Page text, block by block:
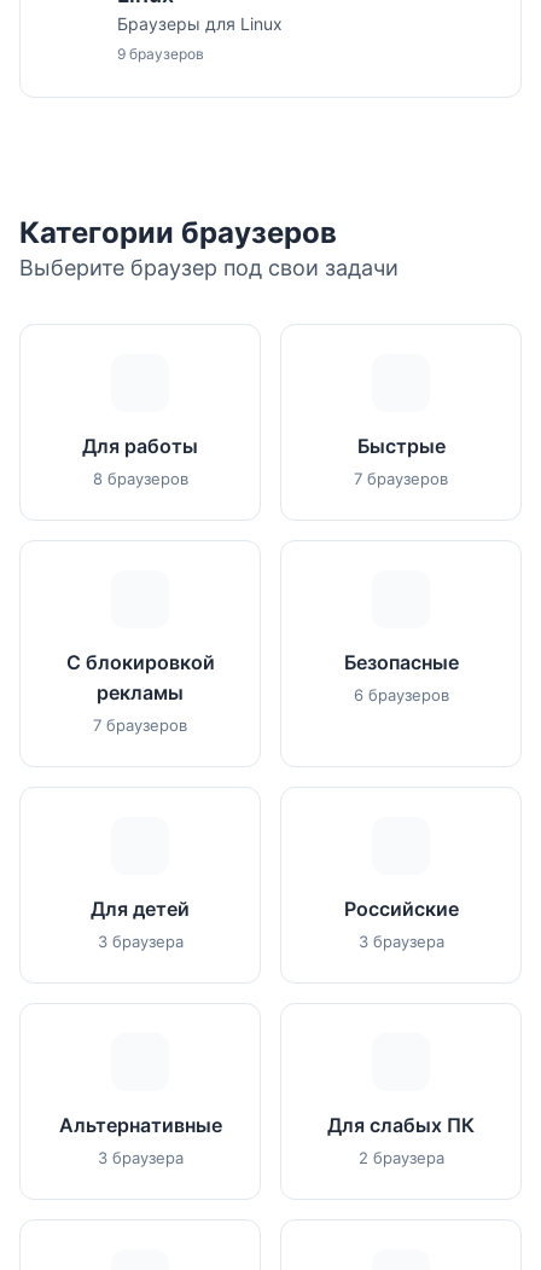
Браузеры для Linux
9 браузеров
Категории браузеров
Выберите браузер под свои задачи
Для работы
8 браузеров
Быстрые
7 браузеров
С блокировкой
рекламы
7 браузеров
Безопасные
6 браузеров
Для детей
3 браузера
Российские
3 браузера
Альтернативные
3 браузера
Для слабых ПК
2 браузера